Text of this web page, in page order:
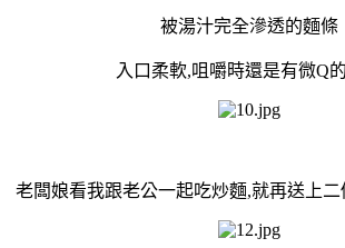
被湯汁完全滲透的麵條
入口柔軟,咀嚼時還是有微Q
老闆娘看我跟老公一起吃炒麵,就再送上